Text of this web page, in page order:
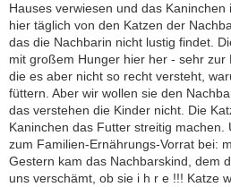
Hauses verwiesen und das
hier täglich von den Katzen der
das die Nachbarin nicht lustig findet.
mit großem Hunger hier her - sehr zur
die es aber nicht so recht versteht,
füttern. Aber wir wollen sie den
das verstehen die Kinder nicht. Die
Kaninchen das Futter streitig machen.
zum Familien-Ernährungs-Vorrat bei:
Gestern kam das Nachbarskind, dem
uns verschämt, ob sie i h r e !!! Katze